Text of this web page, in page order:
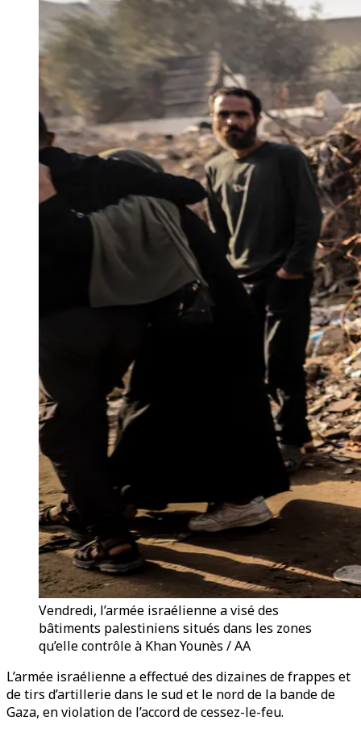
Vendredi, l’armée israélienne a visé des
bâtiments palestiniens situés dans les zones
qu’elle contrôle à Khan Younès / AA
L’armée israélienne a effectué des dizaines de frappes et
de tirs d’artillerie dans le sud et le nord de la bande de
Gaza, en violation de l’accord de cessez-le-feu.